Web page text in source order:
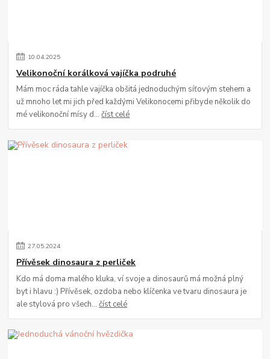
10.04.2025
Velikonoční korálková vajíčka podruhé
Mám moc ráda tahle vajíčka obšitá jednoduchým síťovým stehem a
už mnoho let mi jich před každými Velikonocemi přibyde několik do
mé velikonoční mísy d...číst celé
27.05.2024
Přívěsek dinosaura z perliček
Kdo má doma malého kluka, ví svoje a dinosaurů má možná plný
byt i hlavu :) Přívěsek, ozdoba nebo klíčenka ve tvaru dinosaura je
ale stylová pro všech...číst celé